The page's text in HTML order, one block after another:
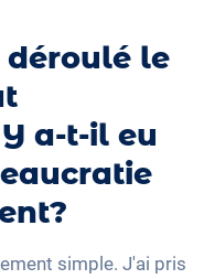
déroulé le
a-t-il eu
simple. J'ai pris